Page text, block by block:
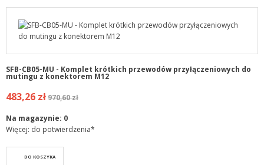
SFB-CB05-MU - Komplet krótkich przewodów przyłączeniowych do
mutingu z konektorem M12
483,26 zł970,60 zł
Na magazynie: 0
Więcej: do potwierdzenia*
DO KOSZYKA